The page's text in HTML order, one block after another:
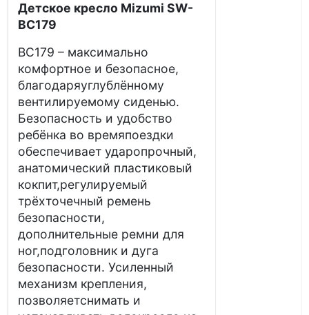
Детское кресло Mizumi SW-
BC179
BC179 – максимально
комфортное и безопасное,
благодаряуглублённому
вентилируемому сиденью.
Безопасность и удобство
ребёнка во времяпоездки
обеспечивает ударопрочный,
анатомический пластиковый
кокпит,регулируемый
трёхточечный ремень
безопасности,
дополнительные ремни для
ног,подголовник и дуга
безопасности. Усиленный
механизм крепления,
позволяетснимать и